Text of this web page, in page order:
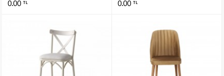
0.00 TL 0.00 TL